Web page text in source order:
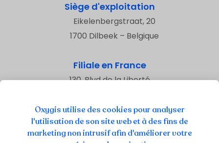
Siège d'exploitation
Eikelenbergstraat, 20
1700 Dilbeek – Belgique
Filiale en France
130, Blvd de la Liberté
Oxygis utilise des cookies pour analyser
l'utilisation de son site web et à des fins de
marketing non intrusif afin d'améliorer votre